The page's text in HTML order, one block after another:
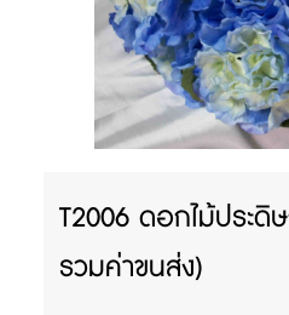
T2006 ดอกไม้ประดิ
รวมค่าขนส่ง)